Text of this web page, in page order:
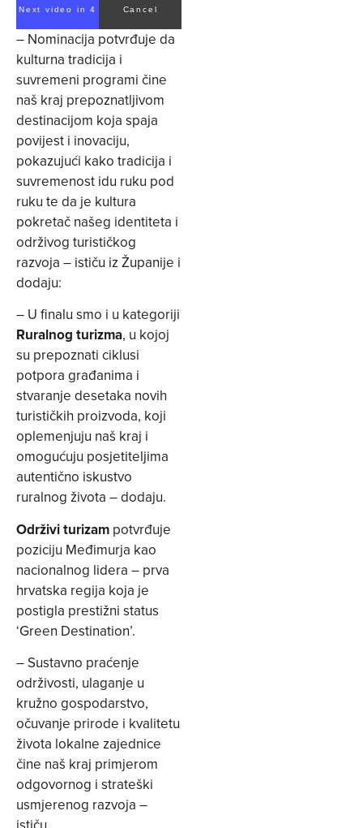
Next video in 3 Cancel
– Nominacija potvrđuje da
kulturna tradicija i
suvremeni programi čine
naš kraj prepoznatljivom
destinacijom koja spaja
povijest i inovaciju,
pokazujući kako tradicija i
suvremenost idu ruku pod
ruku te da je kultura
pokretač našeg identiteta i
održivog turističkog
razvoja – ističu iz Županije i
dodaju:
– U finalu smo i u kategoriji
Ruralnog turizma, u kojoj
su prepoznati ciklusi
potpora građanima i
stvaranje desetaka novih
turističkih proizvoda, koji
oplemenjuju naš kraj i
omogućuju posjetiteljima
autentično iskustvo
ruralnog života – dodaju.
Održivi turizam potvrđuje
poziciju Međimurja kao
nacionalnog lidera – prva
hrvatska regija koja je
postigla prestižni status
‘Green Destination’.
– Sustavno praćenje
održivosti, ulaganje u
kružno gospodarstvo,
očuvanje prirode i kvalitetu
života lokalne zajednice
čine naš kraj primjerom
odgovornog i strateški
usmjerenog razvoja –